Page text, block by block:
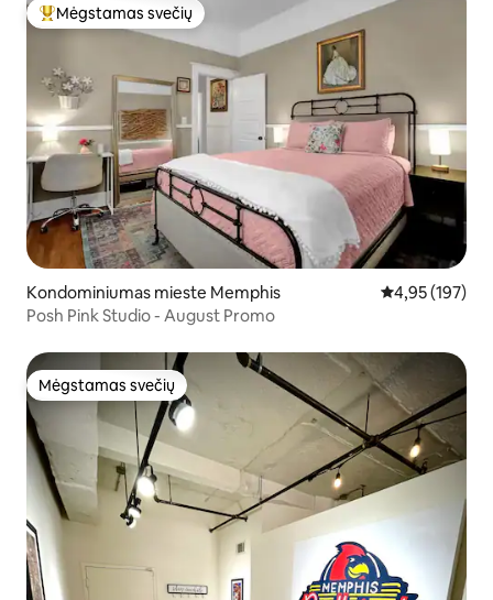
Svečių mėgstamiausias
Mėgstamas svečių
Kondominiumas mieste Memphis Vidutinis
4,95 (197)
Posh Pink Studio - August Promo
Mėgstamas svečių
Mėgstamas svečių